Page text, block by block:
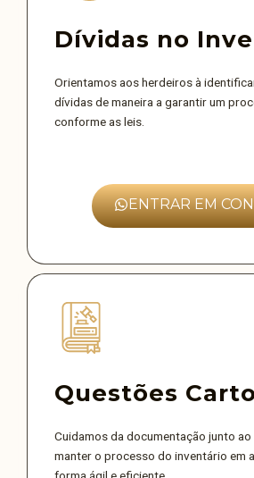
Dívidas no
Orientamos aos herdeiros à
dívidas de maneira a garantir um
conforme as leis.
ENTRAR EM
Questões
Cuidamos da documentação junto
manter o processo do inventário em